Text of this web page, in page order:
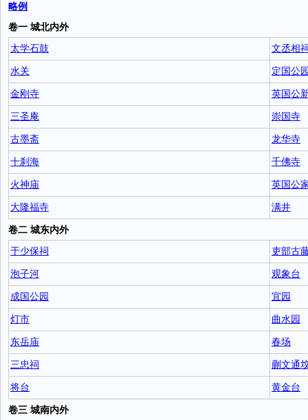
略例
卷一 城北内外
太学石鼓
文丞相
水关 定国公
金刚寺 英国公
三圣庵 崇国寺
古墨斋 龙华寺
十刹海 千佛寺
火神庙 英国公
大隆福寺 满井
卷二 城东内外
于少保祠
吏部古
泡子河 观象台
成国公园 宜园
灯市 曲水园
东岳庙 春场
三忠祠 蒯文通
将台 黄金台
卷三 城南内外